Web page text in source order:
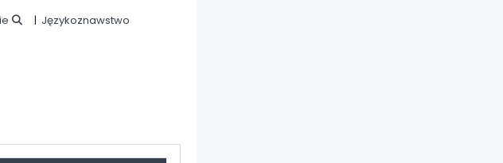
Językoznawstwo